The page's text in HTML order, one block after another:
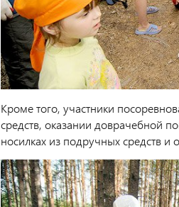
Кроме того, участники
средств, оказании доврачебной
носилках из подручных средств и